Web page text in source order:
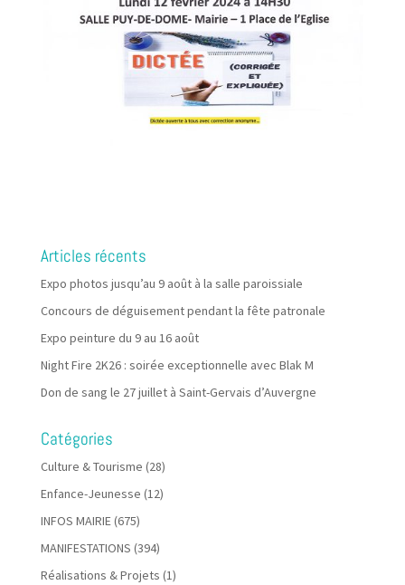
Articles récents
Expo photos jusqu’au 9 août à la salle paroissiale
Concours de déguisement pendant la fête patronale
Expo peinture du 9 au 16 août
Night Fire 2K26 : soirée exceptionnelle avec Blak M
Don de sang le 27 juillet à Saint-Gervais d’Auvergne
Catégories
Culture & Tourisme (28)
Enfance-Jeunesse (12)
INFOS MAIRIE(675)
MANIFESTATIONS (394)
Réalisations & Projets (1)